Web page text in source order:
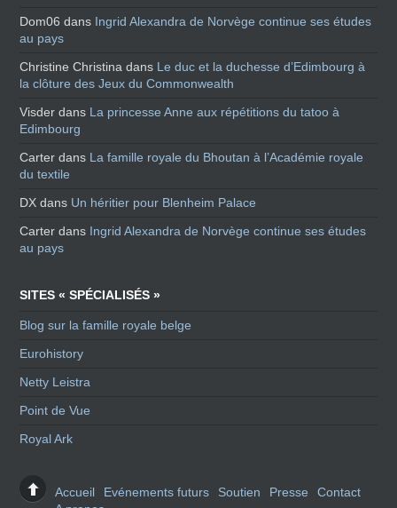
Dom06 dans Ingrid Alexandra de Norvège continue ses études
au pays
Christine Christina dans Le duc et la duchesse d’Edimbourg à
la clôture des Jeux du Commonwealth
Visder dans La princesse Anne aux répétitions du tatoo à
Edimbourg
Carter dans La famille royale du Bhoutan à l’Académie royale
du textile
DX dans Un héritier pour Blenheim Palace
Carter dans Ingrid Alexandra de Norvège continue ses études
au pays
SITES « SPÉCIALISÉS »
Blog sur la famille royale belge
Eurohistory
Netty Leistra
Point de Vue
Royal Ark
Accueil Evénements futurs Soutien Presse
Contact